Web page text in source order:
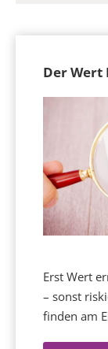
Der Wert
Erst Wert
– sonst
finden am